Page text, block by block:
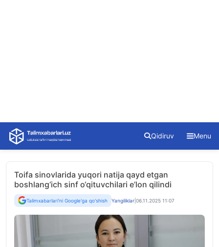
Skip
content
Qidiruv Menu
Toifa sinovlarida yuqori natija qayd etgan
boshlang‘ich sinf o‘qituvchilari e’lon qilindi
Talimxabarlari'ni Google'ga qo'shish Yangiliklar 06.11.2025 11:07